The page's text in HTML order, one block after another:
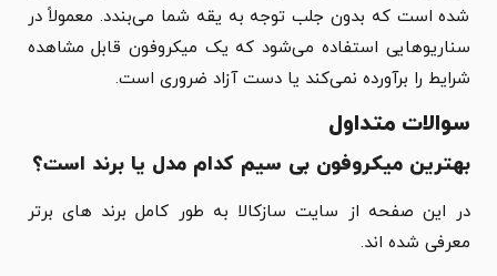
شده است که بدون جلب توجه به یقه شما می‌بندد. معمولاً در
سناریوهایی استفاده می‌شود که یک میکروفون قابل مشاهده
شرایط را برآورده نمی‌کند یا دست آزاد ضروری است.
سوالات متداول
بهترین میکروفون بی سیم کدام مدل یا برند است؟
در این صفحه از سایت سازکالا به طور کامل برند های برتر
معرفی شده اند.